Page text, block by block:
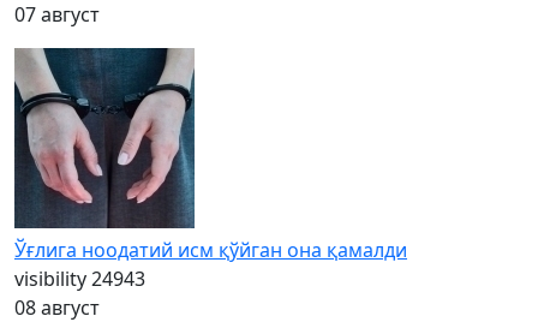
07 август
Ўғлига ноодатий исм қўйган она қамалди
visibility24943
08 август